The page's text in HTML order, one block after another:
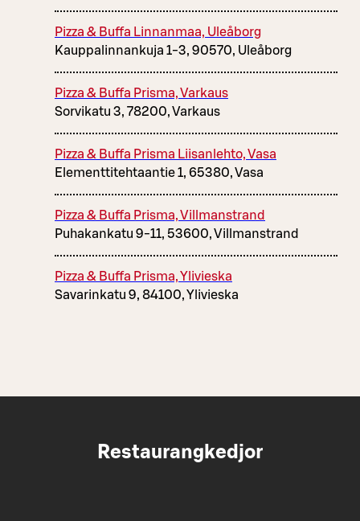
Pizza & Buffa Linnanmaa, Uleåborg
Kauppalinnankuja 1-3, 90570, Uleåborg
Pizza & Buffa Prisma, Varkaus
Sorvikatu 3, 78200, Varkaus
Pizza & Buffa Prisma Liisanlehto, Vasa
Elementtitehtaantie 1, 65380, Vasa
Pizza & Buffa Prisma, Villmanstrand
Puhakankatu 9-11, 53600, Villmanstrand
Pizza & Buffa Prisma, Ylivieska
Savarinkatu 9, 84100, Ylivieska
Restaurangkedjor